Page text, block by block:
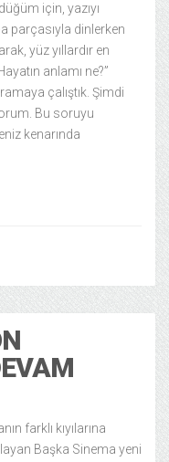
için, yazıyı
parçasıyla dinlerken
yüz yıllardır en
anlamı ne?”
çalıştık. Şimdi
Bu soruyu
kenarında
farklı kıyılarına
Başka Sinema yeni